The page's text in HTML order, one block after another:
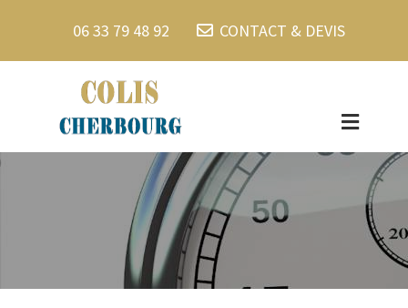
06 33 79 48 92 CONTACT & DEVIS